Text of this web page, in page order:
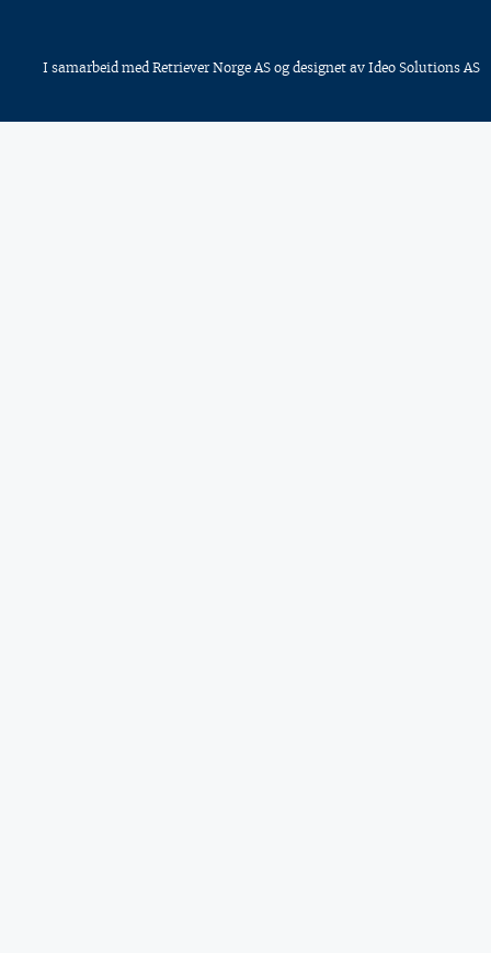
I samarbeid med Retriever Norge AS og designet av Ideo Solutions AS